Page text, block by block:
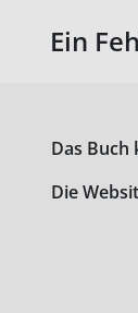
Ein
Das Buch
Die